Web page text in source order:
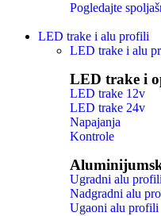
Pogledajte
LED trake i alu profili
LED trake i alu
LED trake i
LED trake 12v
LED trake 24v
Napajanja
Kontrole
Ugradni alu
Nadgradni alu
Ugaoni alu profili